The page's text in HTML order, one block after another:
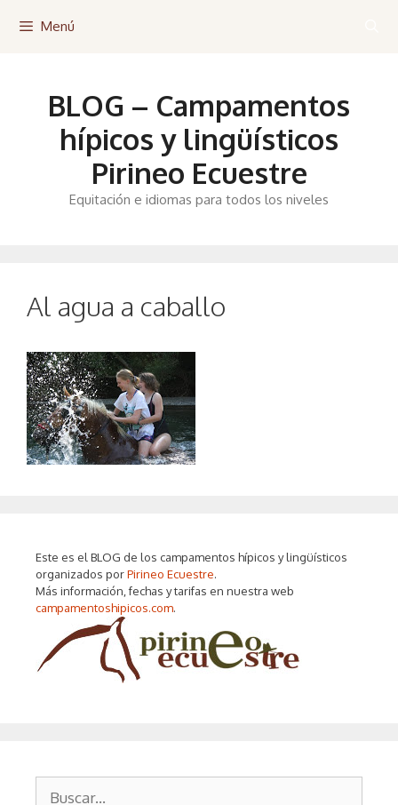
Menú
BLOG – Campamentos
hípicos y lingüísticos
Pirineo Ecuestre
Equitación e idiomas para todos los niveles
Al agua a caballo
Este es el BLOG de los campamentos hípicos y lingüísticos
organizados porPirineo Ecuestre.
Más información, fechas y tarifas en nuestra web
campamentoshipicos.com.